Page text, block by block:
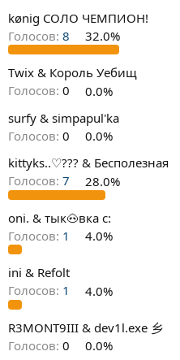
kønig СОЛО ЧЕМПИОН!
Голосов: 8 32.0%
Twix & Король Уебищ
Голосов: 0
0.0%
surfy & simpapul'ka
Голосов: 0
0.0%
kittyks..♡??? & Бесполезная
Голосов: 7 28.0%
oni. & тык🐽вка c:
Голосов: 1 4.0%
ini & Refolt
Голосов: 1 4.0%
R3MONT9III & dev1l.exe 乡
Голосов: 0
0.0%